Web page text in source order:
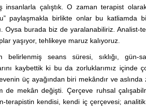
insanlarla çalıştık. O zaman terapist
paylaşmakla birlikte onlar bu katliamda
Oysa burada biz de yaralanabiliriz. Analist-
yaşıyor, tehlikeye maruz kalıyoruz.
belirlenmiş seans süresi, sıklığı,
kaybettik ki bu da zorluklarımız içinde
üç ayağından biri mekândır ve aslında
de mekân değişti. Çerçeve ruhsal
terapistin kendisi, kendi iç çerçevesi;